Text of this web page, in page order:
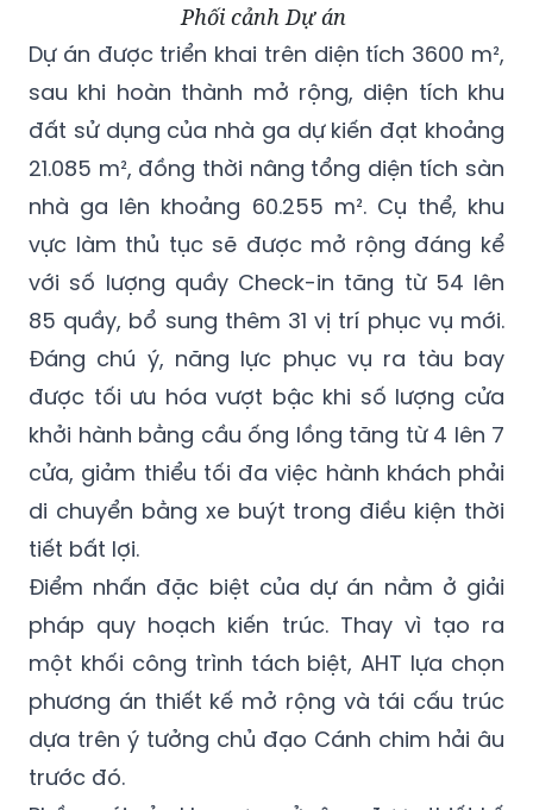
Phối cảnh Dự án
Dự án được triển khai trên diện tích 3600 m²,
sau khi hoàn thành mở rộng, diện tích khu
đất sử dụng của nhà ga dự kiến đạt khoảng
21.085 m², đồng thời nâng tổng diện tích sàn
nhà ga lên khoảng 60.255 m². Cụ thể, khu
vực làm thủ tục sẽ được mở rộng đáng kể
với số lượng quầy Check-in tăng từ 54 lên
85 quầy, bổ sung thêm 31 vị trí phục vụ mới.
Đáng chú ý, năng lực phục vụ ra tàu bay
được tối ưu hóa vượt bậc khi số lượng cửa
khởi hành bằng cầu ống lồng tăng từ 4 lên 7
cửa, giảm thiểu tối đa việc hành khách phải
di chuyển bằng xe buýt trong điều kiện thời
tiết bất lợi.
Điểm nhấn đặc biệt của dự án nằm ở giải
pháp quy hoạch kiến trúc. Thay vì tạo ra
một khối công trình tách biệt, AHT lựa chọn
phương án thiết kế mở rộng và tái cấu trúc
dựa trên ý tưởng chủ đạo Cánh chim hải âu
trước đó.